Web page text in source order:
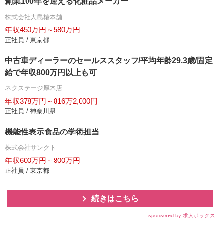
株式会社大島椿本舗
年収450万円～580万円
正社員 / 東京都
中古車ディーラーのセールススタッフ/平均年齢29.3歳/固定
給で年収800万円以上も可
ネクステージ厚木店
年収378万円～816万2,000円
正社員 / 神奈川県
機能性表示食品の学術担当
株式会社サンクト
年収600万円～800万円
正社員 / 東京都
続きはこちら
sponsored by 求人ボックス